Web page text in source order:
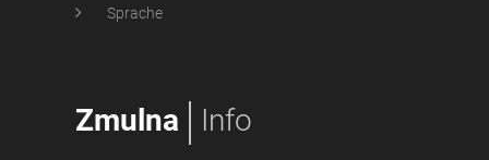
Sprache
Zmulna Info